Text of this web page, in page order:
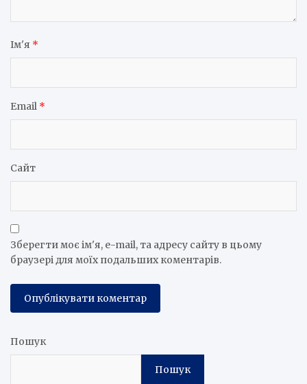
Ім'я *
Email *
Сайт
Зберегти моє ім'я, e-mail, та адресу сайту в цьому
браузері для моїх подальших коментарів.
Пошук
Пошук